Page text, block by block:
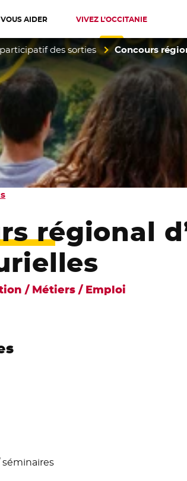
VOUS AIDER VIVEZ L’OCCITANIE
des sorties Concours
régional
/ Métiers / Emploi
séminaires